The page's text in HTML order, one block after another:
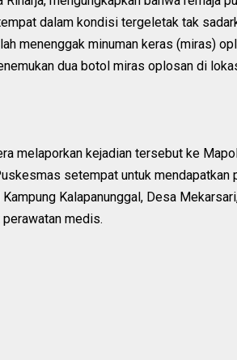
dalam kondisi tergeletak tak
menenggak minuman keras (miras)
dua botol miras oplosan di
melaporkan kejadian tersebut ke
setempat untuk mendapatkan
Kalapanunggal, Desa
medis.